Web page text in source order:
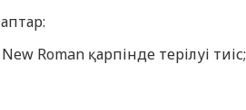
Roman қарпінде терілуі тиіс;